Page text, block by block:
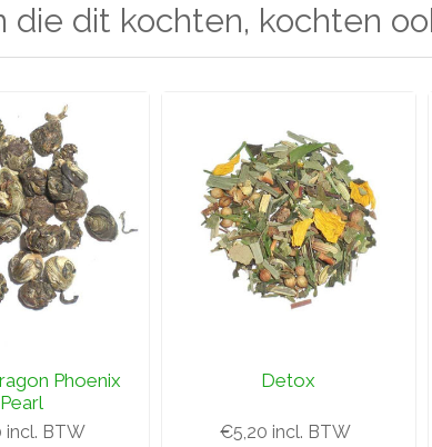
die dit kochten, kochten
Phoenix
Pearl
incl. BTW
Detox
€5,20 incl. BTW